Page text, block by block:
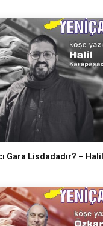
Gara Lisdadadır? –